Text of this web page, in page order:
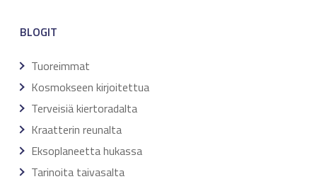
BLOGIT
Tuoreimmat
Kosmokseen kirjoitettua
Terveisiä kiertoradalta
Kraatterin reunalta
Eksoplaneetta hukassa
Tarinoita taivasalta